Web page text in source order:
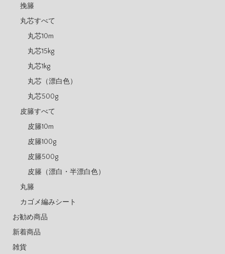
挽籐
丸芯すべて
丸芯10m
丸芯15kg
丸芯1kg
丸芯（漂白色）
丸芯500g
皮籐すべて
皮籐10m
皮籐100g
皮籐500g
皮籐（漂白・半漂白色）
丸籐
カゴメ編みシート
お勧め商品
新着商品
雑貨